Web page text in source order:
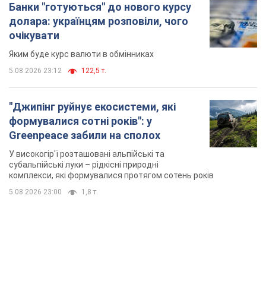
Банки "готуються" до нового курсу
долара: українцям розповіли, чого
очікувати
Яким буде курс валюти в обмінниках
5.08.2026 23:12 122,5 т.
"Джипінг руйнує екосистеми, які
формувалися сотні років": у
Greenpeace забили на сполох
У високогір'ї розташовані альпійські та
субальпійські луки – рідкісні природні
комплекси, які формувалися протягом сотень років
5.08.2026 23:00 1,8 т.